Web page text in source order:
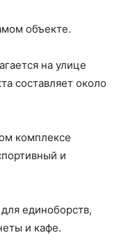
объекте.
на улице
составляет около
комплексе
и
единоборств,
и кафе.